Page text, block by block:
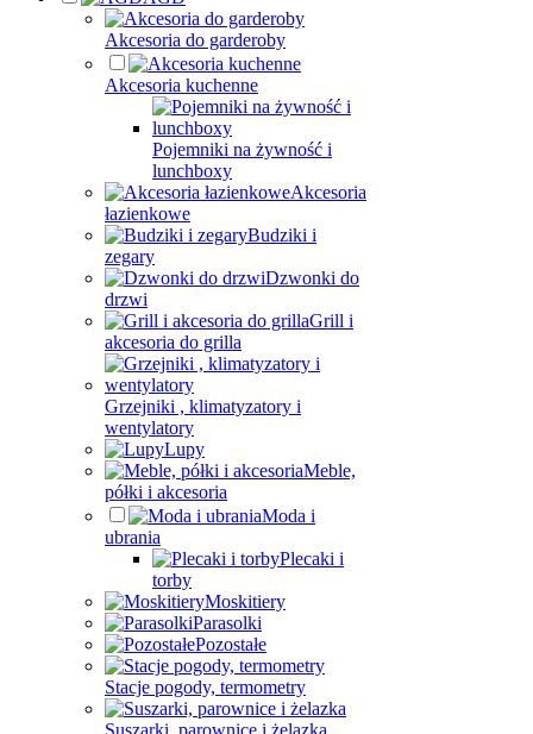
Akcesoria do garderoby
Akcesoria kuchenne
Pojemniki na żywność i
lunchboxy
Akcesoria
łazienkowe
Budziki i
zegary
Dzwonki do
drzwi
Grill i
akcesoria do grilla
Grzejniki , klimatyzatory i
wentylatory
Lupy
Meble,
półki i akcesoria
Moda i
ubrania
Plecaki i
torby
Moskitiery
Parasolki
Pozostałe
Stacje pogody, termometry
Suszarki, parownice i żelazka